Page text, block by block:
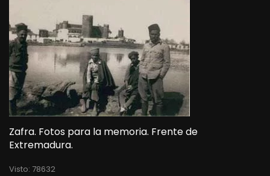
Zafra. Fotos para la memoria. Frente de
Extremadura.
Visto: 78632